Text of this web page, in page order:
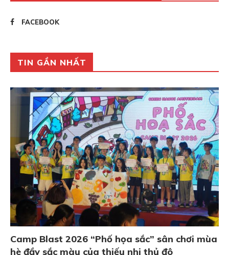
FACEBOOK
TIN GẦN NHẤT
Camp Blast 2026 “Phố họa sắc” sân chơi mùa
hè đầy sắc màu của thiếu nhi thủ đô